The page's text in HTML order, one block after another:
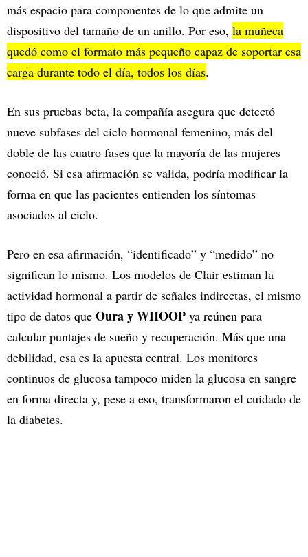
más espacio para componentes de lo que admite un
dispositivo del tamaño de un anillo. Por eso, la muñeca
quedó como el formato más pequeño capaz de soportar esa
carga durante todo el día, todos los días.
En sus pruebas beta, la compañía asegura que detectó
nueve subfases del ciclo hormonal femenino, más del
doble de las cuatro fases que la mayoría de las mujeres
conoció. Si esa afirmación se valida, podría modificar la
forma en que las pacientes entienden los síntomas
asociados al ciclo.
Pero en esa afirmación, “identificado” y “medido” no
significan lo mismo. Los modelos de Clair estiman la
actividad hormonal a partir de señales indirectas, el mismo
tipo de datos que Oura y WHOOP ya reúnen para
calcular puntajes de sueño y recuperación. Más que una
debilidad, esa es la apuesta central. Los monitores
continuos de glucosa tampoco miden la glucosa en sangre
en forma directa y, pese a eso, transformaron el cuidado de
la diabetes.